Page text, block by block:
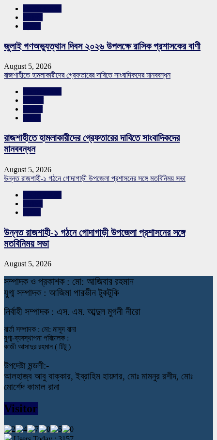
জুলাই গণঅভ্যুত্থান দিবস ২০২৬ উপলক্ষে রাসিক প্রশাসকের বাণী
August 5, 2026
রাজশাহীতে হামলাকারীদের গ্রেফতারের দাবিতে সাংবাদিকদের মানববন্ধন
রাজশাহীতে হামলাকারীদের গ্রেফতারের দাবিতে সাংবাদিকদের
মানববন্ধন
August 5, 2026
উন্নত রাজশাহী-১ গঠনে গোদাগাড়ী উপজেলা প্রশাসনের সঙ্গে মতবিনিময় সভা
উন্নত রাজশাহী-১ গঠনে গোদাগাড়ী উপজেলা প্রশাসনের সঙ্গে
মতবিনিময় সভা
August 5, 2026
সম্পাদক ও প্রকাশক : মো: আজিবার রহমান
যুগ্ম সম্পাদক : আজিমা পারভীন টুকটুকি
নির্বাহী সম্পাদক : এস. এম. আব্দুল মুগনী নীরো
বার্তা সম্পাদক : মো: মাসুদ রানা
যুগ্ম-ব্যবস্থাপনা পরিচালক :
কাজী আসাদুর রহমান ( টিটু )
উপদেষ্টা মন্ডলী:-
আলহাজ্ব আবু বাক্কার, ইব্রাহিম হায়দার, মোঃ মামনুর রশীদ, মোঃ
মোর্শেদ কামাল রানা
Visitor